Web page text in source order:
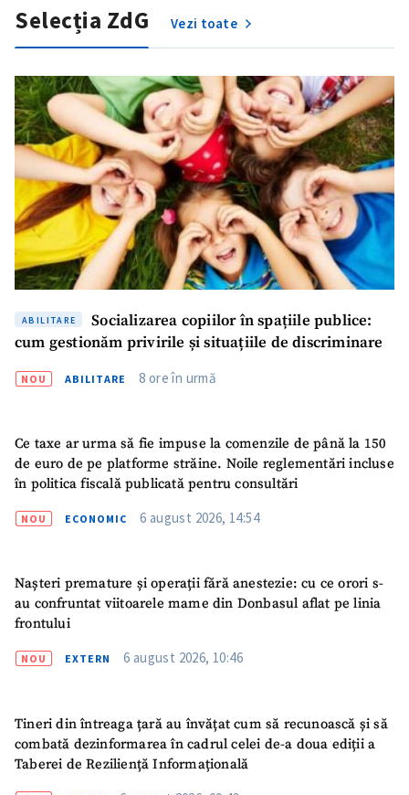
Selecția ZdG Vezi toate
ABILITARE
Socializarea copiilor în spațiile publice:
cum gestionăm privirile și situațiile de discriminare
NOU ABILITARE 8 ore în urmă
Ce taxe ar urma să fie impuse la comenzile de până la 150
de euro de pe platforme străine. Noile reglementări incluse
în politica fiscală publicată pentru consultări
NOU ECONOMIC 6 august 2026, 14:54
Nașteri premature și operații fără anestezie: cu ce orori s-
au confruntat viitoarele mame din Donbasul aflat pe linia
frontului
NOU EXTERN 6 august 2026, 10:46
Tineri din întreaga țară au învățat cum să recunoască și să
combată dezinformarea în cadrul celei de-a doua ediții a
Taberei de Reziliență Informațională